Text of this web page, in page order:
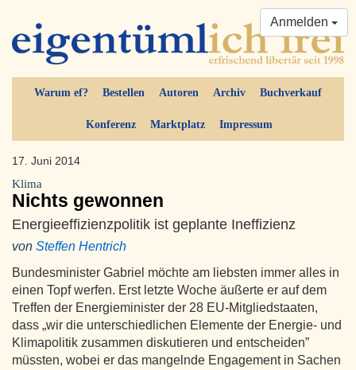
Warum ef? Bestellen Autoren Archiv Buchverkauf
Konferenz Marktplatz Impressum
Anmelden
17. Juni 2014
Klima
Nichts gewonnen
Energieeffizienzpolitik ist geplante Ineffizienz
von Steffen Hentrich
Bundesminister Gabriel möchte am liebsten immer alles in
einen Topf werfen. Erst letzte Woche äußerte er auf dem
Treffen der Energieminister der 28 EU-Mitgliedstaaten,
dass „wir die unterschiedlichen Elemente der Energie- und
Klimapolitik zusammen diskutieren und entscheiden”
müssten, wobei er das mangelnde Engagement in Sachen